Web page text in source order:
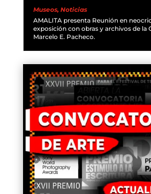
Museos, Noticias
AMALITA presenta Reunión en
exposición con obras y archivos de la
Marcelo E. Pacheco.